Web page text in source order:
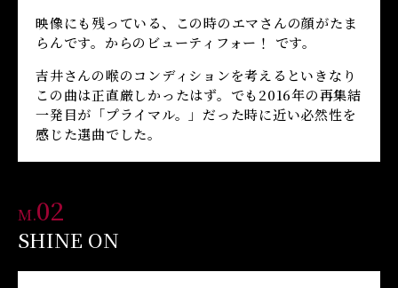
映像にも残っている、この時のエマさんの顔がたま
らんです。からのビューティフォー！ です。
吉井さんの喉のコンディションを考えるといきなり
この曲は正直厳しかったはず。でも2016年の再集結
一発目が「プライマル。」だった時に近い必然性を
感じた選曲でした。
M.02
SHINE ON